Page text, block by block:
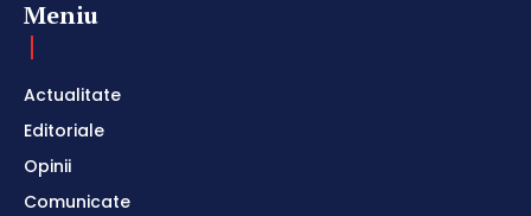
Meniu
Actualitate
Editoriale
Opinii
Comunicate